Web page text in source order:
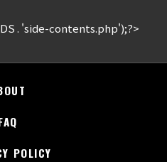
. 'side-contents.php');?>
POLICY